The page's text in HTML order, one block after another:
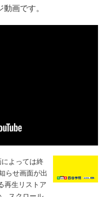
画です。
よっては終
らせ画面が出
再生リストア